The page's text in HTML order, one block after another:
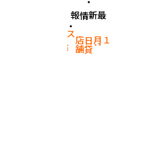
最新情報
１月
：
日
貸
店
舗
ス
.
.
.